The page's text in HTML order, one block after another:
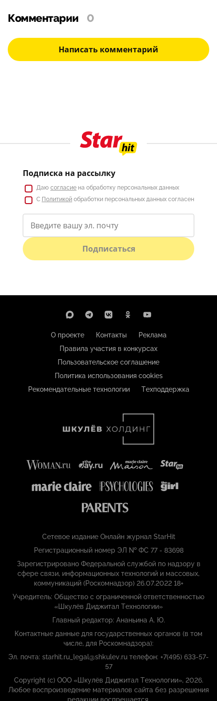
Комментарии 0
Написать комментарий
Подписка на рассылку
Даю согласие на обработку персональных данных
С Политикой обработки персональных данных согласен
Подписаться
О проекте Контакты
Реклама
Правила участия в конкурсах
Пользовательское соглашение
Политика использования cookies
Рекомендательные технологии
Техподдержка
Сетевое издание Онлайн журнал StarHit
Регистрационный номер ЭЛ № ФС 77 - 83698
Зарегистрировано Федеральной службой по надзору в
сфере связи, информационных технологий и массовых,
коммуникаций (Роскомнадзор) 26.07.2022 18+
Учредитель: Общество с ограниченной ответственностью
«Шкулёв Диджитал Технологии»
Главный редактор: Ананьина А. Ю.
Контактные данные для государственных органов (в том
числе, для Роскомнадзора):
Эл. почта: starhit.ru_legal@shkulev.ru телефон: +7(495) 633-57-
57
Copyright (с) ООО «Шкулёв Диджитал Технологии», 2026.
Любое воспроизведение материалов сайта без разрешения